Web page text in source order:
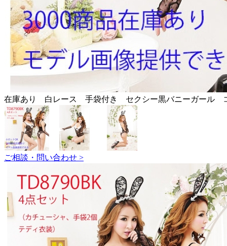
在庫あり 白レース 手袋付き セクシー黒バニーガール
ご相談・問い合わせ >